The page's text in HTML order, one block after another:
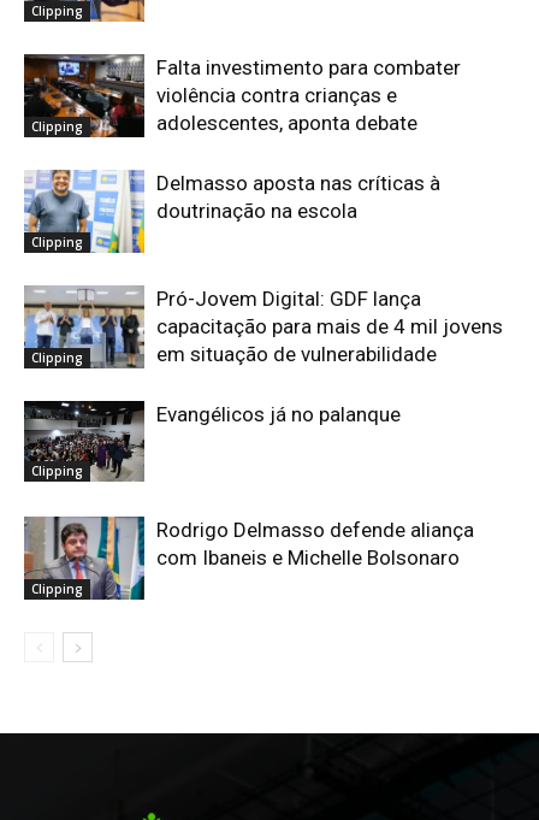
Clipping
Clipping
Falta investimento para combater
violência contra crianças e
adolescentes, aponta debate
Clipping
Delmasso aposta nas críticas à
doutrinação na escola
Clipping
Pró-Jovem Digital: GDF lança
capacitação para mais de 4 mil jovens
em situação de vulnerabilidade
Clipping
Evangélicos já no palanque
Clipping
Rodrigo Delmasso defende aliança
com Ibaneis e Michelle Bolsonaro